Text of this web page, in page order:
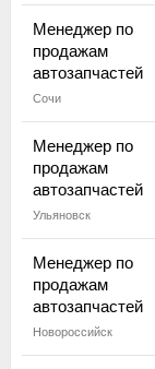
Менеджер по
продажам
автозапчастей
Сочи
Менеджер по
продажам
автозапчастей
Ульяновск
Менеджер по
продажам
автозапчастей
Новороссийск